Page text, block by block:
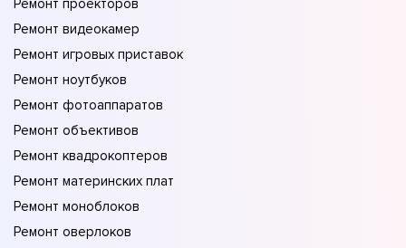
Ремонт проекторов
Ремонт видеокамер
Ремонт игровых приставок
Ремонт ноутбуков
Ремонт фотоаппаратов
Ремонт объективов
Ремонт квадрокоптеров
Ремонт материнских плат
Ремонт моноблоков
Ремонт оверлоков